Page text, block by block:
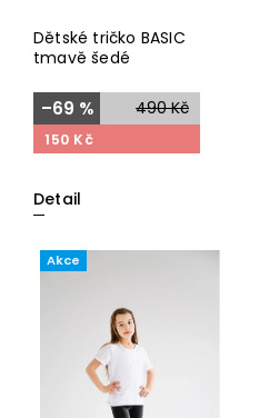
Dětské tričko BASIC
tmavě šedé
490 Kč
–69 %
150 Kč
Detail
Akce